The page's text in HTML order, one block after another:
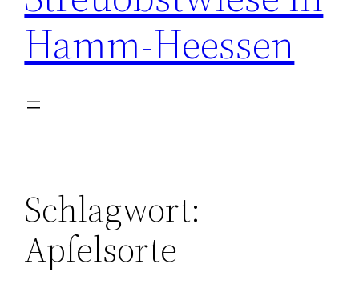
Hamm-Heessen
Schlagwort:
Apfelsorte